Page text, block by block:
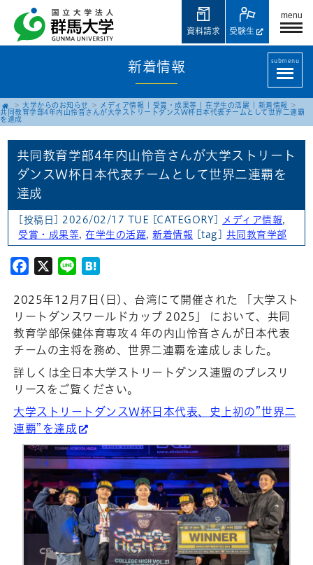
menu
受験生
資料請求
新着情報 submenu
大学からのお知らせ メディア情報 受賞・成果等 在学生の活躍
新着情報
共同教育学部4年内山怜音さんが大学ストリートダンスW杯日本代表チームとして世界二連覇
を達成
共同教育学部4年内山怜音さんが大学ストリート
ダンスW杯日本代表チームとして世界二連覇を
達成
[投稿日] 2026/02/17 TUE [CATEGORY] メディア情報,
受賞・成果等,在学生の活躍,新着情報 [tag] 共同教育学部
Facebook
X Line
2025年12月7日(日)、台湾にて開催された 「大学スト
リートダンスワールドカップ 2025」 において、共同
教育学部保健体育専攻４年の内山怜音さんが日本代表
チームの主将を務め、世界二連覇を達成しました。
詳しくは全日本大学ストリートダンス連盟のプレスリ
リースをご覧ください。
大学ストリートダンスW杯日本代表、史上初の”世界二
連覇”を達成